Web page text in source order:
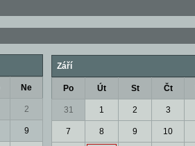
Ne
2
9
Září
Po Út St Čt
31 1 2 3
7 8 9 10